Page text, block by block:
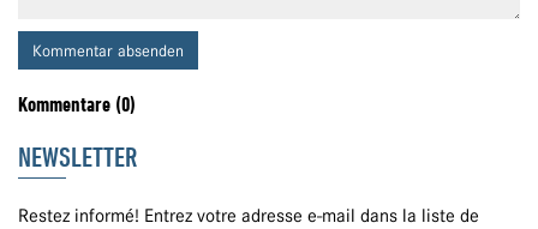
Kommentar absenden
Kommentare (0)
NEWSLETTER
Restez informé! Entrez votre adresse e-mail dans la liste de